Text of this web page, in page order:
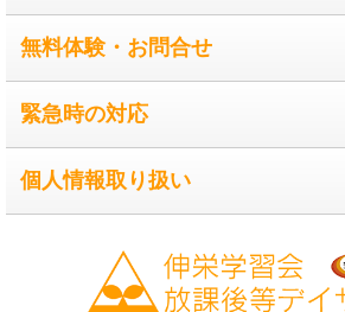
無料体験・お問合せ
緊急時の対応
個人情報取り扱い